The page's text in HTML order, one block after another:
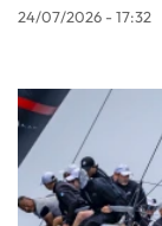
24/07/2026 - 17:32